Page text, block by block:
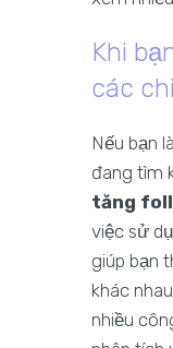
Khi
các
Nếu bạn
đang tìm
tăng
việc sử
giúp bạn
khác
nhiều